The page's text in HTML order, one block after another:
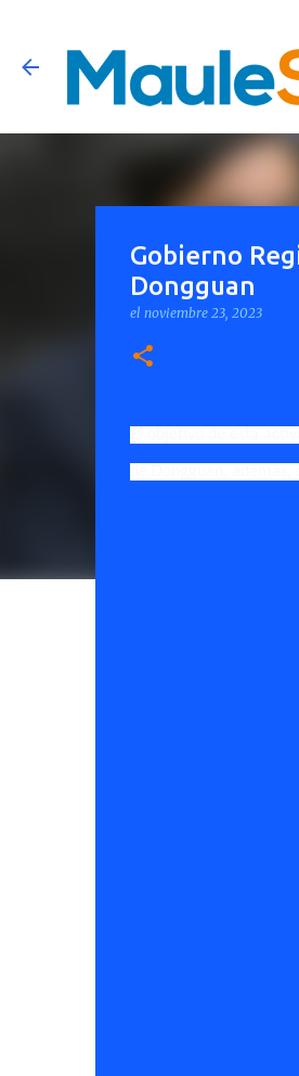
Gobierno
Dongguan
el noviembre 23, 2023